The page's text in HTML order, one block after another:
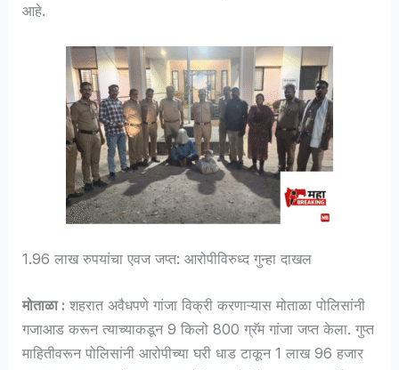
आहे.
1.96 लाख रुपयांचा एवज जप्त: आरोपीविरुध्द गुन्हा दाखल
मोताळा : शहरात अवैधपणे गांजा विक्री करणाऱ्यास मोताळा पोलिसांनी
गजाआड करून त्याच्याकडून 9 किलो 800 ग्रॅम गांजा जप्त केला. गुप्त
माहितीवरून पोलिसांनी आरोपीच्या घरी धाड टाकून 1 लाख 96 हजार